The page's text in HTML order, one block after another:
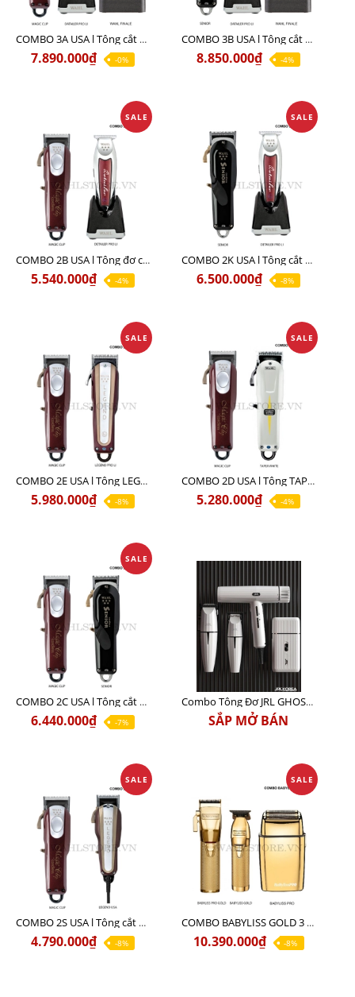
COMBO 3A USA l Tông cắt MAGIC + Tông viền DETAILER PRO LI + Cạo khô FINALE
7.890.000₫ -0%
COMBO 3B USA l Tông cắt SENIOR + Tông viền DETAILER PRO LI + Cạo khô FINALE
8.850.000₫ -4%
SALE
COMBO 2B USA l Tông đơ cắt Magic clip Red + Tông đơ viền Detailer Pro Li
5.540.000₫ -4%
SALE
COMBO 2K USA l Tông cắt SENIOR +Tông viền DETAILER PRO LI
6.500.000₫ -8%
SALE
COMBO 2E USA l Tông LEGEND PRO LI + Tông MAGIC CLIP
5.980.000₫ -8%
SALE
COMBO 2D USA l Tông TAPER WHITE + Tông MAGIC CLIP
5.280.000₫ -4%
SALE
COMBO 2C USA l Tông cắt Senior + Tông cắt Magic clip
6.440.000₫ -7%
Combo Tông Đơ JRL GHOST 3 Limited Edition Chính Hãng USA
SẮP MỞ BÁN
SALE
COMBO 2S USA l Tông cắt LEGEND USA CÓ DÂY 220V + Tông pin MAGIC CLIP
4.790.000₫ -8%
SALE
COMBO BABYLISS GOLD 3 cao cấp chính hãng
10.390.000₫ -8%